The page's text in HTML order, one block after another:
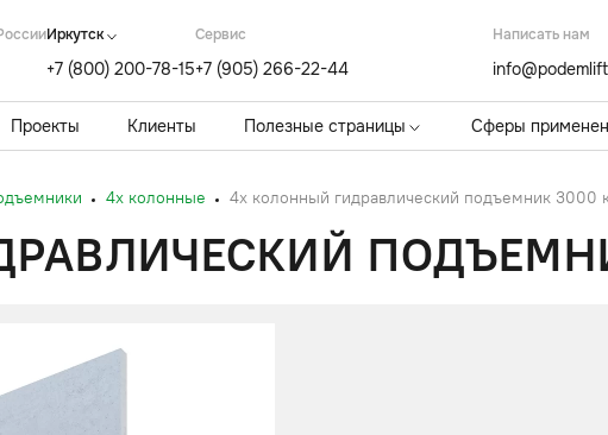
Иркутск
+7 (800) 200-78-15
Cервис
+7 (905) 266-22-44
Написать нам
Проекты Клиенты Полезные страницы Сферы
4х колонные 4х колонный гидравлический подъемник 3000